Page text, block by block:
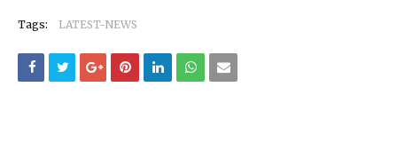
Tags: LATEST-NEWS